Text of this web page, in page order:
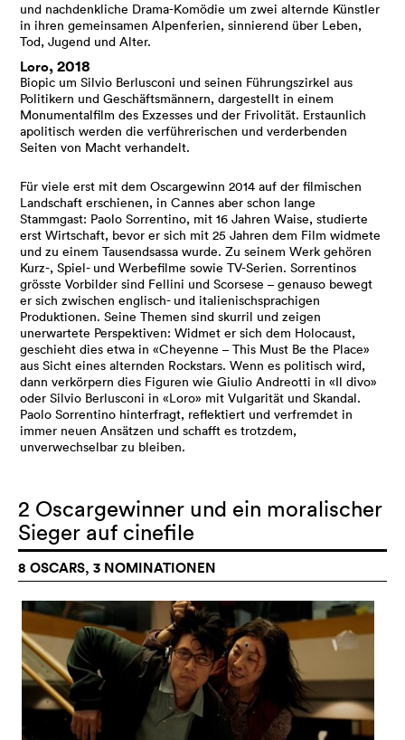
und nachdenkliche Drama-Komödie um zwei alternde Künstler
in ihren gemeinsamen Alpenferien, sinnierend über Leben,
Tod, Jugend und Alter.
Loro, 2018
Biopic um Silvio Berlusconi und seinen Führungszirkel aus
Politikern und Geschäftsmännern, dargestellt in einem
Monumentalfilm des Exzesses und der Frivolität. Erstaunlich
apolitisch werden die verführerischen und verderbenden
Seiten von Macht verhandelt.
Für viele erst mit dem Oscargewinn 2014 auf der filmischen
Landschaft erschienen, in Cannes aber schon lange
Stammgast: Paolo Sorrentino, mit 16 Jahren Waise, studierte
erst Wirtschaft, bevor er sich mit 25 Jahren dem Film widmete
und zu einem Tausendsassa wurde. Zu seinem Werk gehören
Kurz-, Spiel- und Werbefilme sowie TV-Serien. Sorrentinos
grösste Vorbilder sind Fellini und Scorsese – genauso bewegt
er sich zwischen englisch- und italienischsprachigen
Produktionen. Seine Themen sind skurril und zeigen
unerwartete Perspektiven: Widmet er sich dem Holocaust,
geschieht dies etwa in «Cheyenne – This Must Be the Place»
aus Sicht eines alternden Rockstars. Wenn es politisch wird,
dann verkörpern dies Figuren wie Giulio Andreotti in «Il divo»
oder Silvio Berlusconi in «Loro» mit Vulgarität und Skandal.
Paolo Sorrentino hinterfragt, reflektiert und verfremdet in
immer neuen Ansätzen und schafft es trotzdem,
unverwechselbar zu bleiben.
2 Oscargewinner und ein moralischer
Sieger auf cinefile
8 OSCARS, 3 NOMINATIONEN